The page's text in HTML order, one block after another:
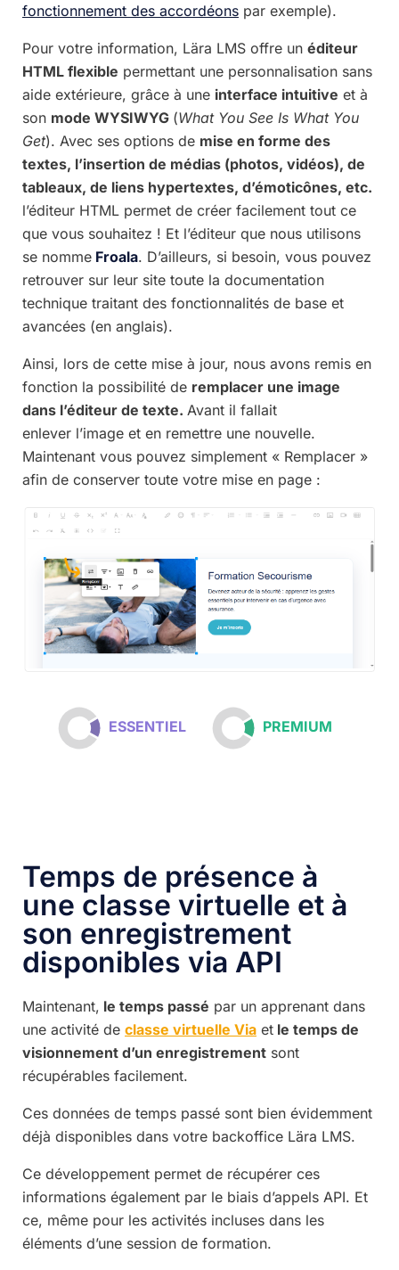
fonctionnement des accordéons par exemple).
Pour votre information, Lära LMS offre un éditeur
HTML flexible permettant une personnalisation sans
aide extérieure, grâce à une interface intuitive et à
son mode WYSIWYG (What You See Is What You
Get). Avec ses options de mise en forme des
textes, l’insertion de médias (photos, vidéos), de
tableaux, de liens hypertextes, d’émoticônes, etc.
l’éditeur HTML permet de créer facilement tout ce
que vous souhaitez ! Et l’éditeur que nous utilisons
se nomme Froala. D’ailleurs, si besoin, vous pouvez
retrouver sur leur site toute la documentation
technique traitant des fonctionnalités de base et
avancées (en anglais).
Ainsi, lors de cette mise à jour, nous avons remis en
fonction la possibilité de remplacer une image
dans l’éditeur de texte. Avant il fallait
enlever l’image et en remettre une nouvelle.
Maintenant vous pouvez simplement « Remplacer »
afin de conserver toute votre mise en page :
ESSENTIEL PREMIUM
Temps de présence à
une classe virtuelle et à
son enregistrement
disponibles via API
Maintenant, le temps passé par un apprenant dans
une activité de classe virtuelle Via et le temps de
visionnement d’un enregistrement sont
récupérables facilement.
Ces données de temps passé sont bien évidemment
déjà disponibles dans votre backoffice Lära LMS.
Ce développement permet de récupérer ces
informations également par le biais d’appels API. Et
ce, même pour les activités incluses dans les
éléments d’une session de formation.